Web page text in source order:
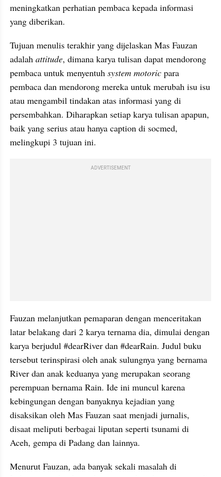
meningkatkan perhatian pembaca kepada informasi
yang diberikan.
Tujuan menulis terakhir yang dijelaskan Mas Fauzan
adalah attitude, dimana karya tulisan dapat mendorong
pembaca untuk menyentuh system motoric para
pembaca dan mendorong mereka untuk merubah isu isu
atau mengambil tindakan atas informasi yang di
persembahkan. Diharapkan setiap karya tulisan apapun,
baik yang serius atau hanya caption di socmed,
melingkupi 3 tujuan ini.
ADVERTISEMENT
Fauzan melanjutkan pemaparan dengan menceritakan
latar belakang dari 2 karya ternama dia, dimulai dengan
karya berjudul #dearRiver dan #dearRain. Judul buku
tersebut terinspirasi oleh anak sulungnya yang bernama
River dan anak keduanya yang merupakan seorang
perempuan bernama Rain. Ide ini muncul karena
kebingungan dengan banyaknya kejadian yang
disaksikan oleh Mas Fauzan saat menjadi jurnalis,
disaat meliputi berbagai liputan seperti tsunami di
Aceh, gempa di Padang dan lainnya.
Menurut Fauzan, ada banyak sekali masalah di